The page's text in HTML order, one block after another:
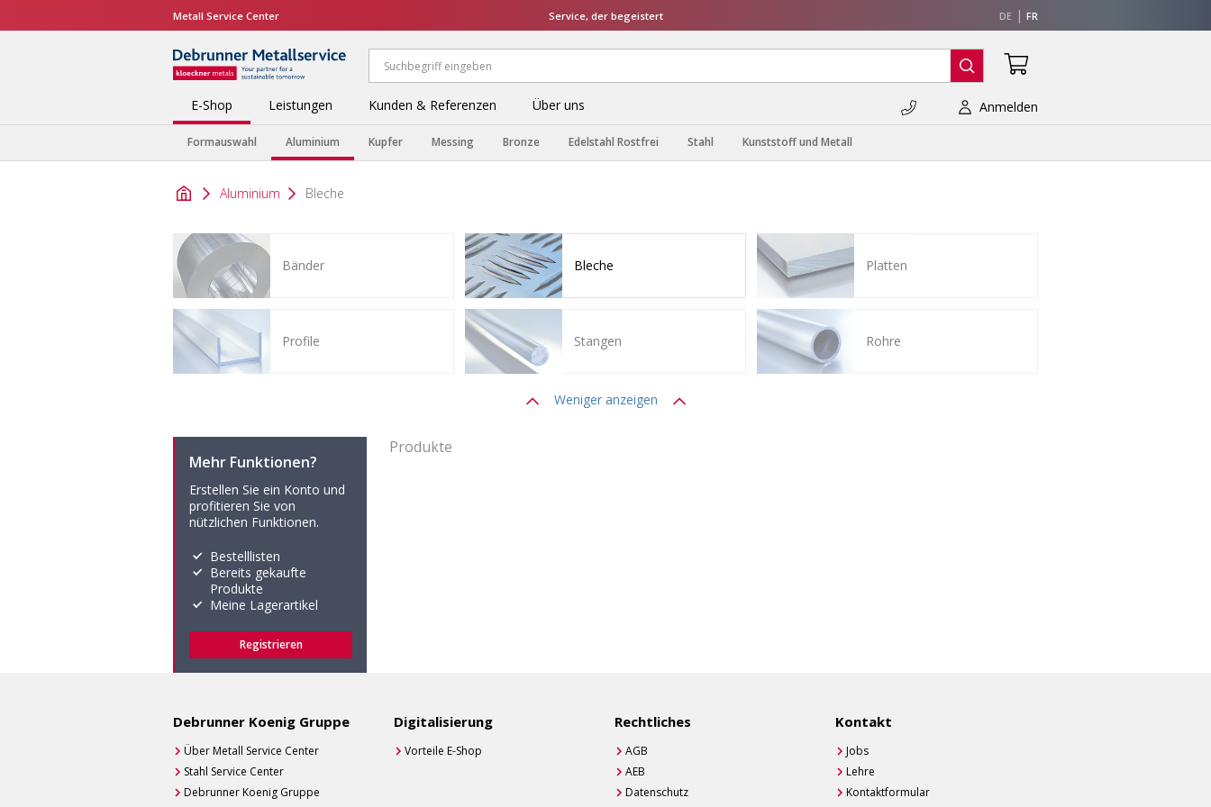
Metall Service Center Service, der begeistert DE FR
E-Shop Leistungen Kunden & Referenzen Über uns
Formauswahl Aluminium Kupfer Messing Bronze Edelstahl Rostfrei Stahl Kunststoff und Metall
Anmelden
Aluminium Bleche
Bänder Bleche Platten
Profile Stangen Rohre
Weniger anzeigen
Mehr Funktionen?
Erstellen Sie ein Konto und
profitieren Sie von
nützlichen Funktionen.
Bestelllisten
Bereits gekaufte
Produkte
Meine Lagerartikel
Registrieren
Produkte
Debrunner Koenig Gruppe
Über Metall Service Center
Stahl Service Center
Debrunner Koenig Gruppe
Digitalisierung
Vorteile E-Shop
Rechtliches
AGB
AEB
Datenschutz
Kontakt
Jobs
Lehre
Kontaktformular